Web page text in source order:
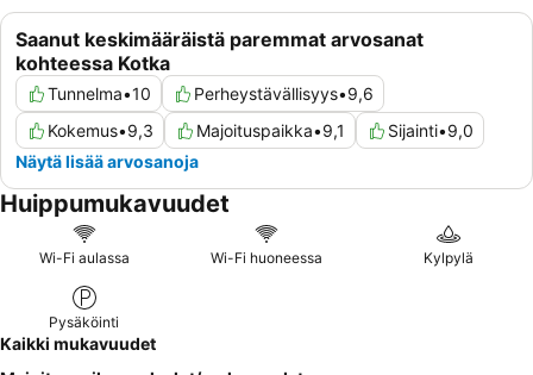
Saanut keskimääräistä paremmat arvosanat
kohteessa Kotka
Tunnelma•10 Perheystävällisyys•9,6
Kokemus•9,3 Majoituspaikka•9,1 Sijainti•9,0
Näytä lisää arvosanoja
Huippumukavuudet
Wi-Fi aulassa Wi-Fi huoneessa Kylpylä
Pysäköinti
Kaikki mukavuudet